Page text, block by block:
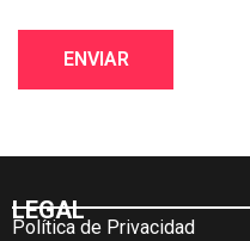
LEGAL
Política de Privacidad